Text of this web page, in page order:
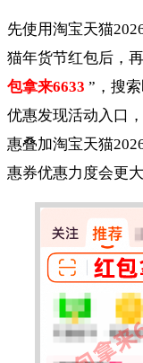
先使用淘宝天猫
猫年货节红包后，
包拿来6633 ”，搜
优惠发现活动入口
惠叠加淘宝天猫
惠券优惠力度会更大